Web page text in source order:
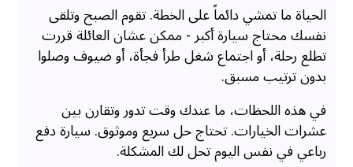
الحياة ما تمشي دائماً على الخطة. تقوم الصبح وتلقى
نفسك محتاج سيارة أكبر - ممكن عشان العائلة قررت
تطلع رحلة، أو اجتماع شغل طرأ فجأة، أو ضيوف وصلوا
بدون ترتيب مسبق.
في هذه اللحظات، ما عندك وقت تدور وتقارن بين
عشرات الخيارات. تحتاج حل سريع وموثوق. سيارة دفع
رباعي في نفس اليوم تحل لك المشكلة.